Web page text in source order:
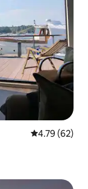
Calificación
4.79 (62)